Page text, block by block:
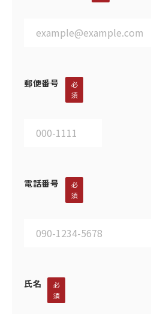
郵便番号
必
須
電話番号
必
須
氏名
必
須